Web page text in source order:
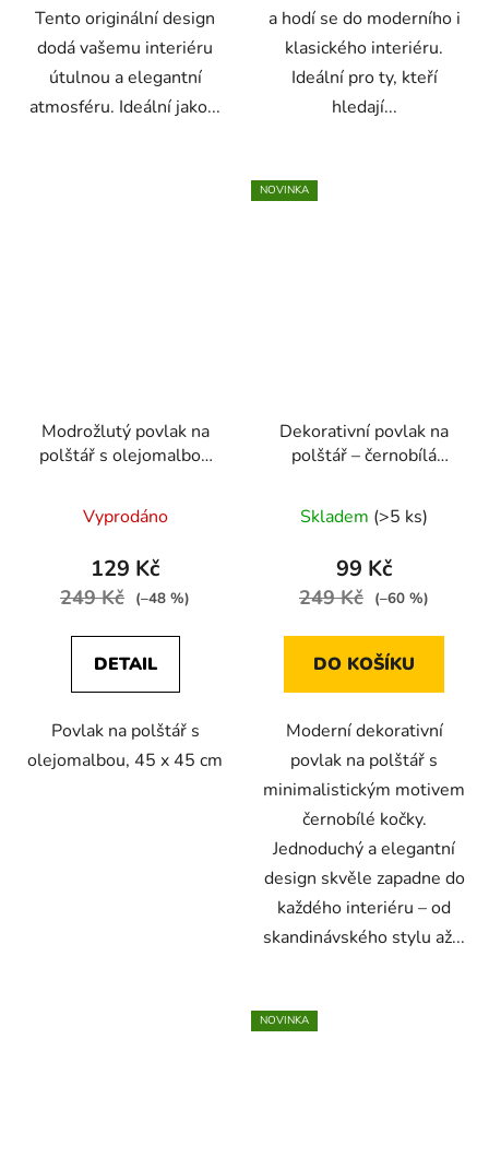
Tento originální design
dodá vašemu interiéru
útulnou a elegantní
atmosféru. Ideální jako...
a hodí se do moderního i
klasického interiéru.
Ideální pro ty, kteří
hledají...
Modrožlutý povlak na
polštář s olejomalbou
Vyprodáno
129 Kč
249 Kč (–48 %)
DETAIL
Povlak na polštář s
olejomalbou, 45 x 45 cm
NOVINKA
Dekorativní povlak na
polštář – černobílá
Skladem (>5 ks)
99 Kč
249 Kč (–60 %)
DO KOŠÍKU
Moderní dekorativní
povlak na polštář s
minimalistickým motivem
černobílé kočky.
Jednoduchý a elegantní
design skvěle zapadne do
každého interiéru – od
skandinávského stylu až...
NOVINKA